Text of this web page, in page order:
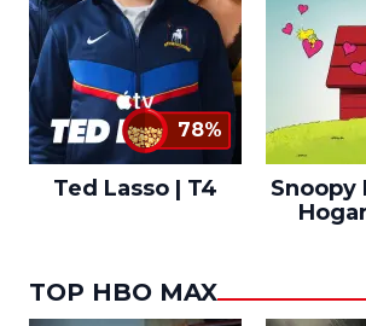
78%
Ted Lasso | T4
Snoopy
TOP HBO MAX